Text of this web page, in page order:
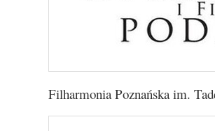
Filharmonia Poznańska im.